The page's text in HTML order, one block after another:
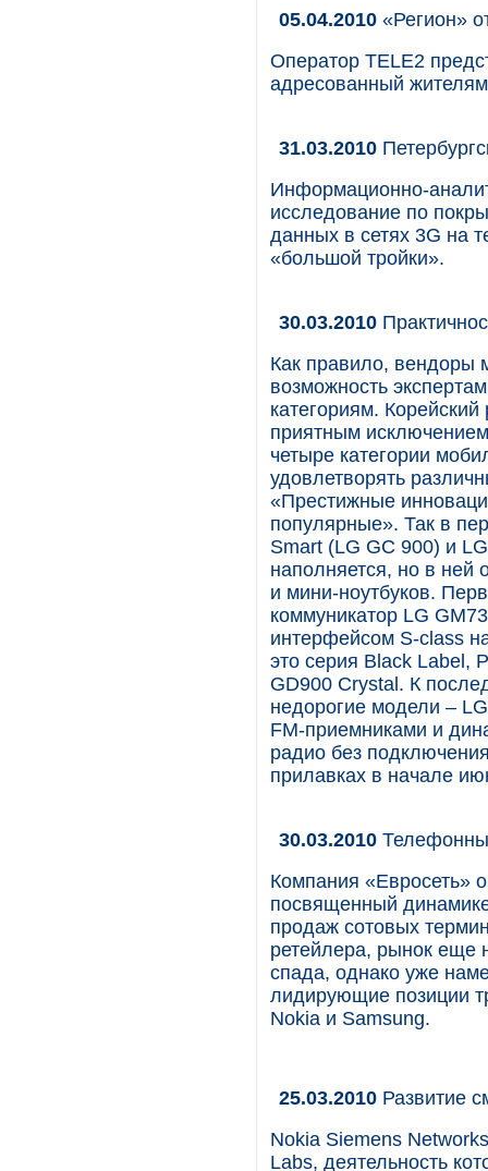
05.04.2010 «Регион»
Оператор TELE2
адресованный
31.03.2010
Информационно-
исследование по
данных в сетях 3G на
«большой тройки».
30.03.2010
Как правило, вендоры
возможность
категориям.
приятным
четыре категории
удовлетворять
«Престижные
популярные». Так в
Smart (LG GC 900) и
наполняется, но в ней
и мини-ноутбуков.
коммуникатор LG
интерфейсом S-class
это серия Black Label,
GD900 Crystal. К
недорогие модели –
FM-приемниками и
радио без
прилавках в начале
30.03.2010
Компания «Евросеть»
посвященный
продаж сотовых
ретейлера, рынок еще
спада, однако уже
лидирующие позиции
Nokia и Samsung.
25.03.2010 Развитие
Nokia Siemens
Labs, деятельность